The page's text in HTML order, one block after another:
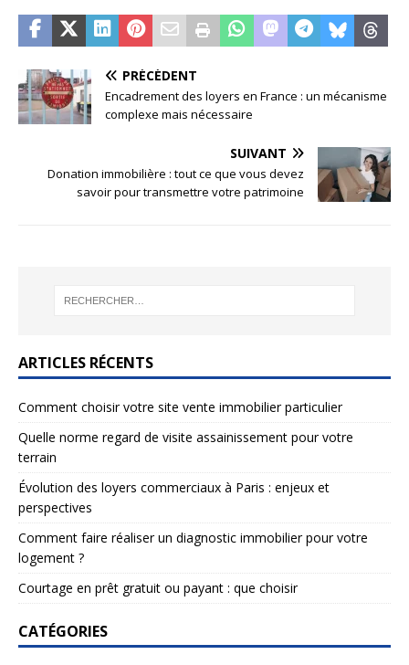
PRÉCÉDENT
Encadrement des loyers en France : un mécanisme
complexe mais nécessaire
SUIVANT
Donation immobilière : tout ce que vous devez
savoir pour transmettre votre patrimoine
ARTICLES RÉCENTS
Comment choisir votre site vente immobilier particulier
Quelle norme regard de visite assainissement pour votre
terrain
Évolution des loyers commerciaux à Paris : enjeux et
perspectives
Comment faire réaliser un diagnostic immobilier pour votre
logement ?
Courtage en prêt gratuit ou payant : que choisir
CATÉGORIES